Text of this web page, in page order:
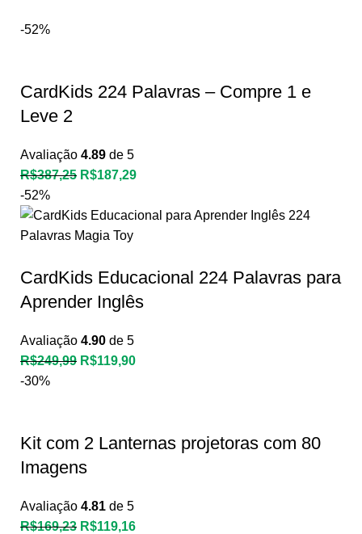
-52%
CardKids 224 Palavras – Compre 1 e
Leve 2
Avaliação 4.89 de 5
R$387,25 R$187,29
-52%
CardKids Educacional 224 Palavras para
Aprender Inglês
Avaliação 4.90 de 5
R$249,99 R$119,90
-30%
Kit com 2 Lanternas projetoras com 80
Imagens
Avaliação 4.81 de 5
R$169,23 R$119,16